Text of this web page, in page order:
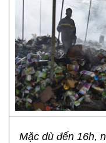
Mặc dù đến 16h,